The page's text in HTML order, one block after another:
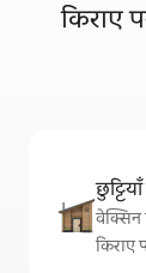
किराए
वेक्सिन
किराए